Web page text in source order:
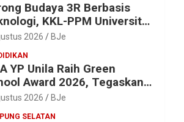
Budaya 3R Berbasis
KKL-PPM Universitas
Kenalkan AI Barcode
2026 BJe
YP Unila Raih Green
Award 2026, Tegaskan
Wujudkan Sekolah
2026 BJe
SELATAN